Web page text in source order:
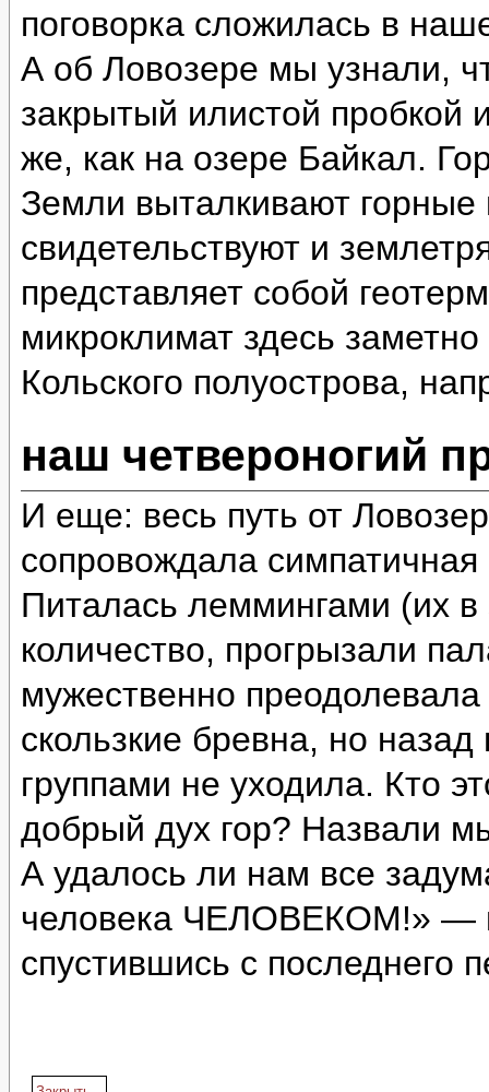
поговорка сложилась в
А об Ловозере мы узнали,
закрытый илистой пробкой
же, как на озере Байкал.
Земли выталкивают
свидетельствуют и
представляет собой
микроклимат здесь
Кольского полуострова,
наш четвероногий
И еще: весь путь от
сопровождала симпатичная
Питалась леммингами (их
количество, прогрызали
мужественно
скользкие бревна, но
группами не уходила. Кто
добрый дух гор? Назвали
А удалось ли нам все
человека ЧЕЛОВЕКОМ!» —
спустившись с последнего